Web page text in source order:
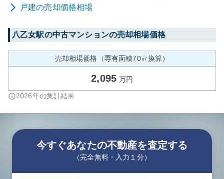
戸建の売却価格相場
八乙女駅の中古マンションの売却相場価格
売却相場価格（専有面積70㎡換算）
2,095 万円
2026年の集計結果
今すぐあなたの不動産を査定する
（完全無料・入力１分）